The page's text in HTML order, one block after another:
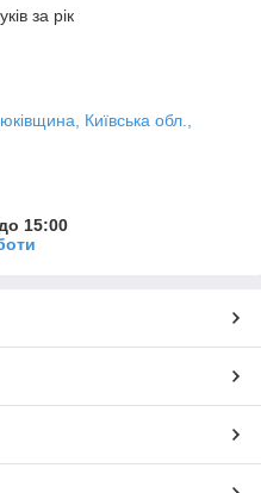
за рік
Київська обл.,
15:00